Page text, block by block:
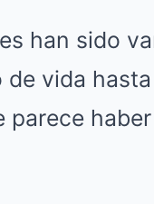
han sido
vida
parece